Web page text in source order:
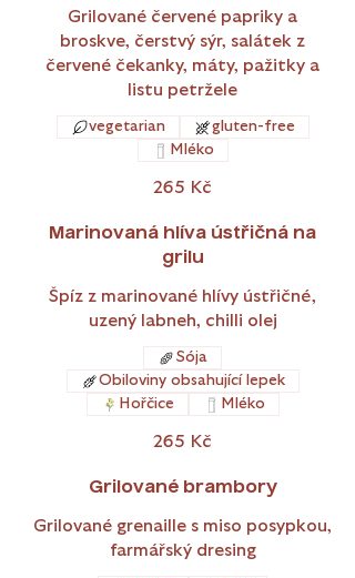
Grilované červené papriky a
broskve, čerstvý sýr, salátek z
červené čekanky, máty, pažitky a
listu petržele
265 Kč
vegetarian
gluten-free
Mléko
Marinovaná hlíva ústřičná na
grilu
Špíz z marinované hlívy ústřičné,
uzený labneh, chilli olej
265 Kč
Sója
Obiloviny obsahující lepek
Hořčice
Mléko
Grilované brambory
Grilované grenaille s miso posypkou,
farmářský dresing